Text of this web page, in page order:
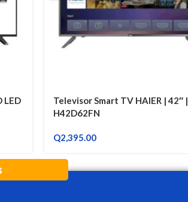
LED
Televisor Smart TV HAIER | 42″ |
H42D62FN
Q2,395.00